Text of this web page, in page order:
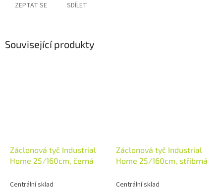
ZEPTAT SE SDÍLET
Související produkty
Záclonová tyč Industrial
Home 25/160cm, černá
Centrální sklad
Záclonová tyč Industrial
Home 25/160cm, stříbrná
Centrální sklad